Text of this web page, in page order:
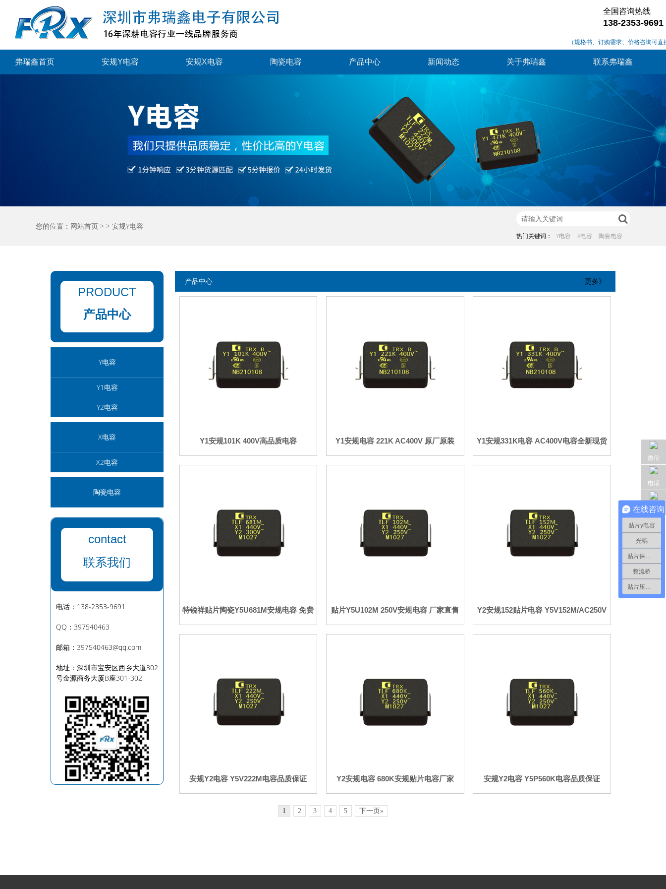
全国咨询热线
138-2353-9691
（规格书、订购需求、价格咨询可
弗瑞鑫首页 安规Y电容 安规X电容 陶瓷电容 产品中心 新闻动态 关于弗瑞鑫 联系弗瑞鑫
您的位置： 网站首页 > > 安规Y电容
热门关键词： Y电容 X电容 陶瓷电容
PRODUCT
产品中心
Y电容
Y1电容
Y2电容
X电容
X2电容
陶瓷电容
contact
联系我们
电话：138-2353-9691
QQ：397540463
邮箱：397540463@qq.com
地址：深圳市宝安区西乡大道302
号金源商务大厦B座301-302
产品中心 更多》
Y1安规101K 400V高品质电容 Y1安规电容 221K AC400V 原厂原装 Y1安规331K电容 AC400V电容全新现货
特锐祥贴片陶瓷Y5U681M安规电容 免费
拿样
贴片Y5U102M 250V安规电容 厂家直售 Y2安规152贴片电容 Y5V152M/AC250V
安规Y2电容 Y5V222M电容品质保证 Y2安规电容 680K安规贴片电容厂家 安规Y2电容 Y5P560K电容品质保证
1 2 3 4 5 下一页»
微信
电话
邮箱
在线咨询
贴片y电容
光耦
整流桥